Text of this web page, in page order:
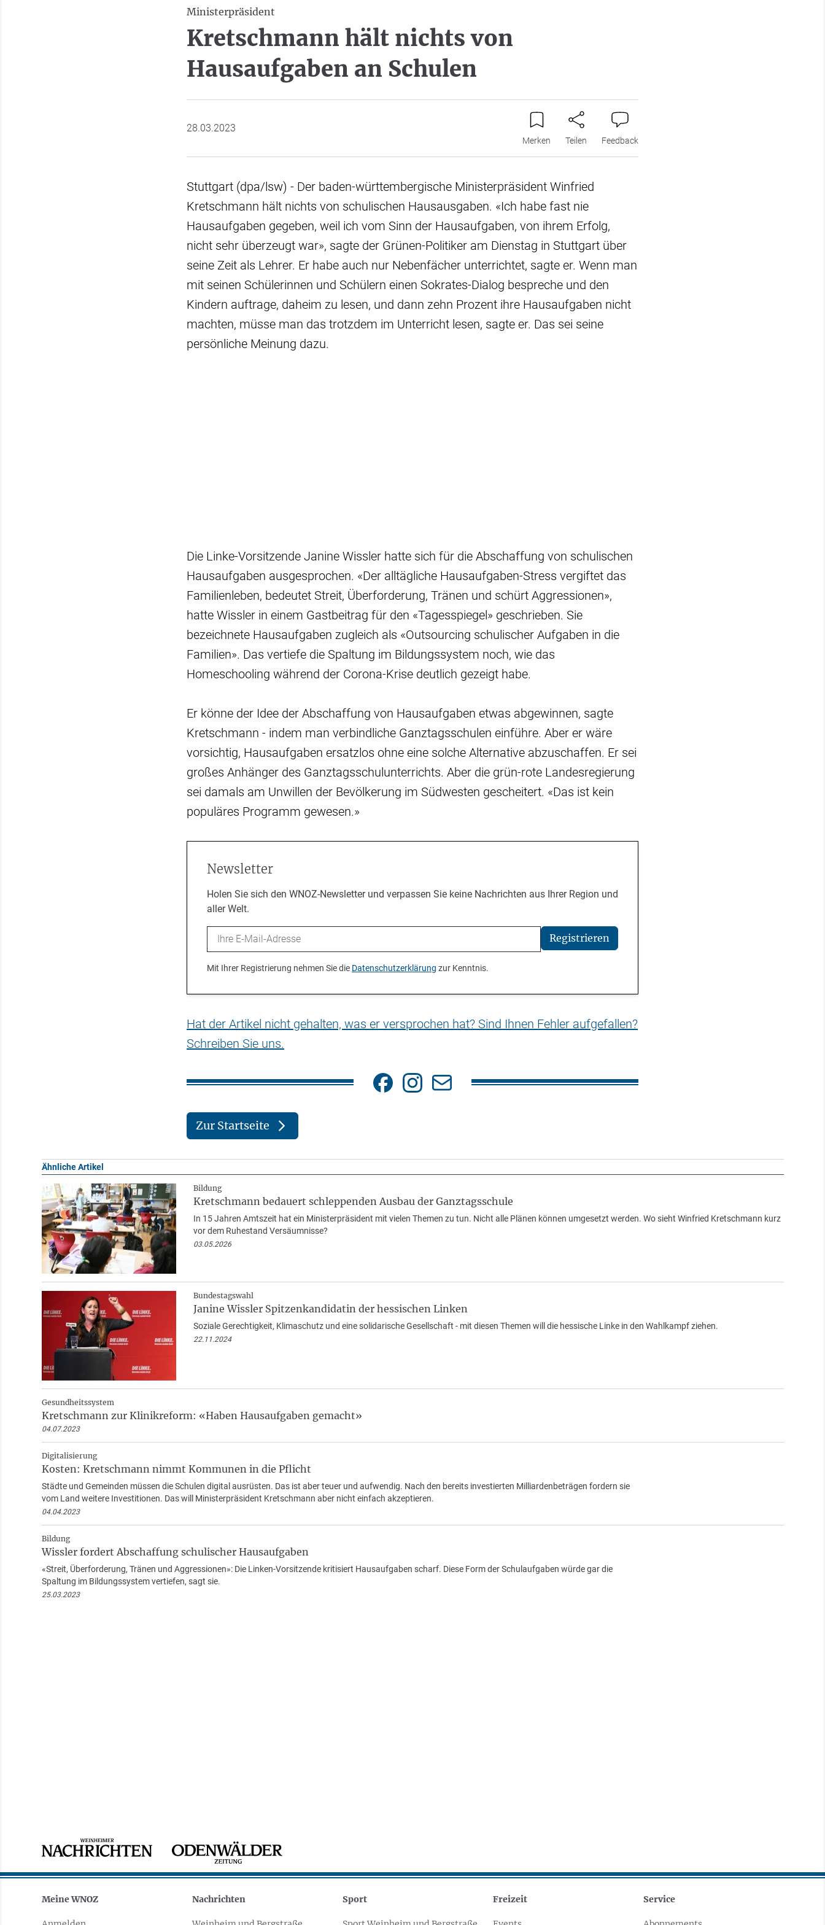
Ministerpräsident
Kretschmann hält nichts von
Hausaufgaben an Schulen
28.03.2023
Merken Teilen Feedback
Stuttgart (dpa/lsw) - Der baden-württembergische Ministerpräsident Winfried
Kretschmann hält nichts von schulischen Hausausgaben. «Ich habe fast nie
Hausaufgaben gegeben, weil ich vom Sinn der Hausaufgaben, von ihrem Erfolg,
nicht sehr überzeugt war», sagte der Grünen-Politiker am Dienstag in Stuttgart über
seine Zeit als Lehrer. Er habe auch nur Nebenfächer unterrichtet, sagte er. Wenn man
mit seinen Schülerinnen und Schülern einen Sokrates-Dialog bespreche und den
Kindern auftrage, daheim zu lesen, und dann zehn Prozent ihre Hausaufgaben nicht
machten, müsse man das trotzdem im Unterricht lesen, sagte er. Das sei seine
persönliche Meinung dazu.
Die Linke-Vorsitzende Janine Wissler hatte sich für die Abschaffung von schulischen
Hausaufgaben ausgesprochen. «Der alltägliche Hausaufgaben-Stress vergiftet das
Familienleben, bedeutet Streit, Überforderung, Tränen und schürt Aggressionen»,
hatte Wissler in einem Gastbeitrag für den «Tagesspiegel» geschrieben. Sie
bezeichnete Hausaufgaben zugleich als «Outsourcing schulischer Aufgaben in die
Familien». Das vertiefe die Spaltung im Bildungssystem noch, wie das
Homeschooling während der Corona-Krise deutlich gezeigt habe.
Er könne der Idee der Abschaffung von Hausaufgaben etwas abgewinnen, sagte
Kretschmann - indem man verbindliche Ganztagsschulen einführe. Aber er wäre
vorsichtig, Hausaufgaben ersatzlos ohne eine solche Alternative abzuschaffen. Er sei
großes Anhänger des Ganztagsschulunterrichts. Aber die grün-rote Landesregierung
sei damals am Unwillen der Bevölkerung im Südwesten gescheitert. «Das ist kein
populäres Programm gewesen.»
Newsletter
Holen Sie sich den WNOZ-Newsletter und verpassen Sie keine Nachrichten aus Ihrer Region und
aller Welt.
Email Registrieren
Mit Ihrer Registrierung nehmen Sie die Datenschutzerklärung zur Kenntnis.
Hat der Artikel nicht gehalten, was er versprochen hat? Sind Ihnen Fehler aufgefallen?
Schreiben Sie uns.
Zur Startseite
Ähnliche Artikel
Bildung
Kretschmann bedauert schleppenden Ausbau der Ganztagsschule
In 15 Jahren Amtszeit hat ein Ministerpräsident mit vielen Themen zu tun. Nicht alle Plänen können umgesetzt werden. Wo sieht Winfried Kretschmann kurz
vor dem Ruhestand Versäumnisse?
03.05.2026
Bundestagswahl
Janine Wissler Spitzenkandidatin der hessischen Linken
Soziale Gerechtigkeit, Klimaschutz und eine solidarische Gesellschaft - mit diesen Themen will die hessische Linke in den Wahlkampf ziehen.
22.11.2024
Gesundheitssystem
Kretschmann zur Klinikreform: «Haben Hausaufgaben gemacht»
04.07.2023
Digitalisierung
Kosten: Kretschmann nimmt Kommunen in die Pflicht
Städte und Gemeinden müssen die Schulen digital ausrüsten. Das ist aber teuer und aufwendig. Nach den bereits investierten Milliardenbeträgen fordern sie
vom Land weitere Investitionen. Das will Ministerpräsident Kretschmann aber nicht einfach akzeptieren.
04.04.2023
Bildung
Wissler fordert Abschaffung schulischer Hausaufgaben
«Streit, Überforderung, Tränen und Aggressionen»: Die Linken-Vorsitzende kritisiert Hausaufgaben scharf. Diese Form der Schulaufgaben würde gar die
Spaltung im Bildungssystem vertiefen, sagt sie.
25.03.2023
Meine WNOZ Nachrichten Sport Freizeit Service